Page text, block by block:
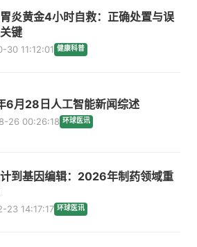
炎黄金4小时自救：正确处置与误
键
30 11:12:01 健康科普
6月28日人工智能新闻综述
26 00:26:18 环球医讯
到基因编辑：2026年制药领域重
23 14:17:17 环球医讯